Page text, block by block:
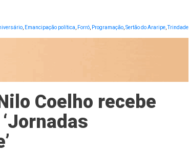
, Emancipação política Forró, Programação, Sertão do Araripe,Trindade
Coelho recebe